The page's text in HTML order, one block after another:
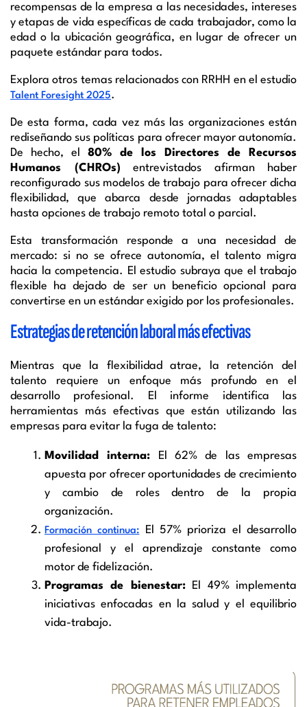
recompensas de la empresa a las necesidades, intereses
y etapas de vida específicas de cada trabajador, como la
edad o la ubicación geográfica, en lugar de ofrecer un
paquete estándar para todos.
Explora otros temas relacionados con RRHH en el estudio
Talent Foresight 2025.
De esta forma, cada vez más las organizaciones están
rediseñando sus políticas para ofrecer mayor autonomía.
De hecho, el 80% de los Directores de Recursos
Humanos (CHROs) entrevistados afirman haber
reconfigurado sus modelos de trabajo para ofrecer dicha
flexibilidad, que abarca desde jornadas adaptables
hasta opciones de trabajo remoto total o parcial.
Esta transformación responde a una necesidad de
mercado: si no se ofrece autonomía, el talento migra
hacia la competencia. El estudio subraya que el trabajo
flexible ha dejado de ser un beneficio opcional para
convertirse en un estándar exigido por los profesionales.
Estrategias de retención laboral más efectivas
Mientras que la flexibilidad atrae, la retención del
talento requiere un enfoque más profundo en el
desarrollo profesional. El informe identifica las
herramientas más efectivas que están utilizando las
empresas para evitar la fuga de talento:
Movilidad interna: El 62% de las empresas
apuesta por ofrecer oportunidades de crecimiento
y cambio de roles dentro de la propia
organización.
Formación continua: El 57% prioriza el desarrollo
profesional y el aprendizaje constante como
motor de fidelización.
Programas de bienestar:El 49% implementa
iniciativas enfocadas en la salud y el equilibrio
vida-trabajo.